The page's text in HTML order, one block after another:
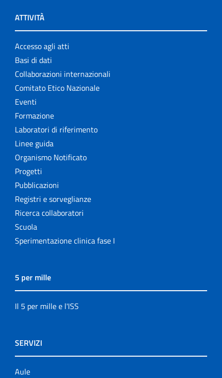
ATTIVITÀ
Accesso agli atti
Basi di dati
Collaborazioni internazionali
Comitato Etico Nazionale
Eventi
Formazione
Laboratori di riferimento
Linee guida
Organismo Notificato
Progetti
Pubblicazioni
Registri e sorveglianze
Ricerca collaboratori
Scuola
Sperimentazione clinica fase I
5 per mille
Il 5 per mille e l'ISS
SERVIZI
Aule